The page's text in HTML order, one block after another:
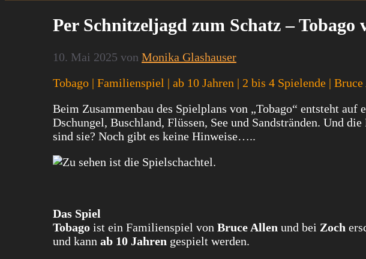
Per Schnitzeljagd zum Schatz – Tobago
10. Mai 2025 von Monika Glashauser
Tobago | Familienspiel | ab 10 Jahren | 2 bis 4 Spielende |
Beim Zusammenbau des Spielplans von „Tobago“ entsteht
Dschungel, Buschland, Flüssen, See und Sandstränden. Und
sind sie? Noch gibt es keine Hinweise…..
Das Spiel
Tobago ist ein Familienspiel von Bruce Allen und bei Zoch
und kann ab 10 Jahren gespielt werden.